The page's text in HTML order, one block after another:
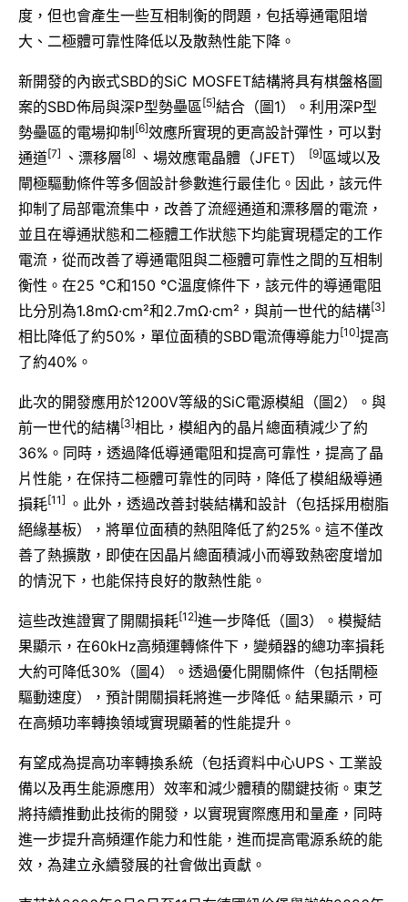
度，但也會產生一些互相制衡的問題，包括導通電阻增
大、二極體可靠性降低以及散熱性能下降。
新開發的內嵌式SBD的SiC MOSFET結構將具有棋盤格圖
案的SBD佈局與深P型勢壘區[5]結合（圖1）。利用深P型
勢壘區的電場抑制 [6]效應所實現的更高設計彈性，可以對
通道[7] 、漂移層[8] 、場效應電晶體（JFET） [9]區域以及
閘極驅動條件等多個設計參數進行最佳化。因此，該元件
抑制了局部電流集中，改善了流經通道和漂移層的電流，
並且在導通狀態和二極體工作狀態下均能實現穩定的工作
電流，從而改善了導通電阻與二極體可靠性之間的互相制
衡性。在25 ℃和150 ℃溫度條件下，該元件的導通電阻
比分別為1.8mΩ·cm²和2.7mΩ·cm²，與前一世代的結構[3]
相比降低了約50%，單位面積的SBD電流傳導能力[10]提高
了約40%。
此次的開發應用於1200V等級的SiC電源模組（圖2）。與
前一世代的結構[3]相比，模組內的晶片總面積減少了約
36%。同時，透過降低導通電阻和提高可靠性，提高了晶
片性能，在保持二極體可靠性的同時，降低了模組級導通
損耗[11] 。此外，透過改善封裝結構和設計（包括採用樹脂
絕緣基板），將單位面積的熱阻降低了約25%。這不僅改
善了熱擴散，即使在因晶片總面積減小而導致熱密度增加
的情況下，也能保持良好的散熱性能。
這些改進證實了開關損耗[12]進一步降低（圖3）。模擬結
果顯示，在60kHz高頻運轉條件下，變頻器的總功率損耗
大約可降低30%（圖4）。透過優化開關條件（包括閘極
驅動速度），預計開關損耗將進一步降低。結果顯示，可
在高頻功率轉換領域實現顯著的性能提升。
有望成為提高功率轉換系統（包括資料中心UPS、工業設
備以及再生能源應用）效率和減少體積的關鍵技術。東芝
將持續推動此技術的開發，以實現實際應用和量產，同時
進一步提升高頻運作能力和性能，進而提高電源系統的能
效，為建立永續發展的社會做出貢獻。